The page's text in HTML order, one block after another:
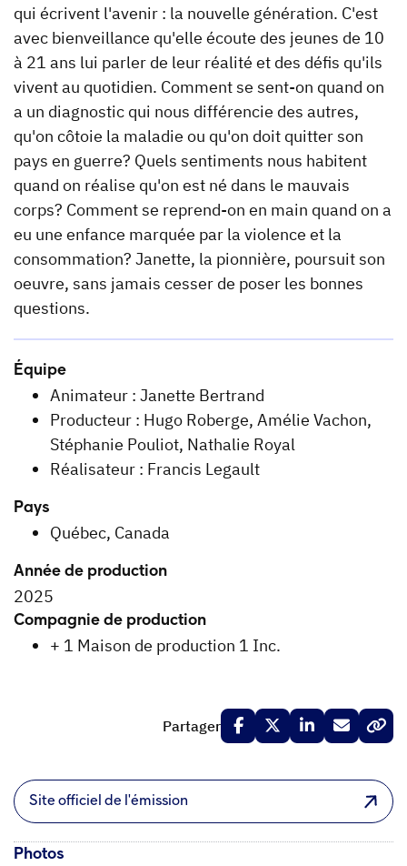
qui écrivent l'avenir : la nouvelle génération. C'est
avec bienveillance qu'elle écoute des jeunes de 10
à 21 ans lui parler de leur réalité et des défis qu'ils
vivent au quotidien. Comment se sent-on quand on
a un diagnostic qui nous différencie des autres,
qu'on côtoie la maladie ou qu'on doit quitter son
pays en guerre? Quels sentiments nous habitent
quand on réalise qu'on est né dans le mauvais
corps? Comment se reprend-on en main quand on a
eu une enfance marquée par la violence et la
consommation? Janette, la pionnière, poursuit son
oeuvre, sans jamais cesser de poser les bonnes
questions.
Équipe
Animateur : Janette Bertrand
Producteur : Hugo Roberge, Amélie Vachon,
Stéphanie Pouliot, Nathalie Royal
Réalisateur : Francis Legault
Pays
Québec, Canada
Année de production
2025
Compagnie de production
+ 1 Maison de production 1 Inc.
Partager
Site officiel de l'émission
Photos